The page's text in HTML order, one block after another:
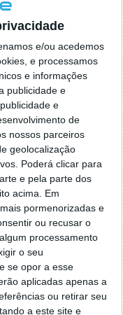
e/ou acedemos
e processamos
e informações
publicidade e
e
de
nossos parceiros
geolocalização
Poderá clicar para
e pela parte dos
acima. Em
pormenorizadas e
ou recusar o
processamento
o seu
se opor a esse
aplicadas apenas a
ou retirar seu
a este site e
la nada k me permita por
Ja percorri o painel
de forçar o uso do
de outra dica fico
a mesma
às 01:39
como for segue por mail
da seguinte maneira,
com o botão direito do
Menu ‘Iniciar’
no separador